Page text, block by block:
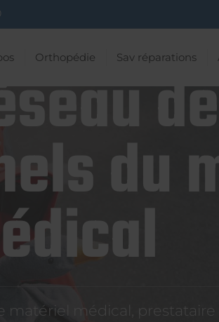
Orthopédie Sav réparations
de
du
matériel médical,